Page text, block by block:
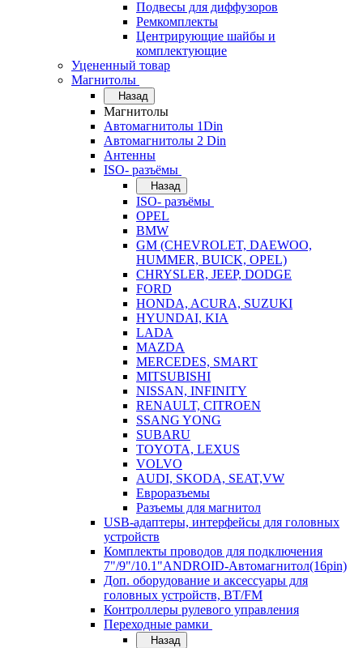
Подвесы для диффузоров
Ремкомплекты
Центрирующие шайбы и
комплектующие
Уцененный товар
Магнитолы
Назад
Магнитолы
Автомагнитолы 1Din
Автомагнитолы 2 Din
Антенны
ISO- разъёмы
Назад
ISO- разъёмы
OPEL
BMW
GM (CHEVROLET, DAEWOO,
HUMMER, BUICK, OPEL)
CHRYSLER, JEEP, DODGE
FORD
HONDA, ACURA, SUZUKI
HYUNDAI, KIA
LADA
MAZDA
MERCEDES, SMART
MITSUBISHI
NISSAN, INFINITY
RENAULT, CITROEN
SSANG YONG
SUBARU
TOYOTA, LEXUS
VOLVO
AUDI, SKODA, SEAT,VW
Евроразъемы
Разъемы для магнитол
USB-адаптеры, интерфейсы для головных
устройств
Комплекты проводов для подключения
7"/9"/10.1"ANDROID-Автомагнитол(16pin)
Доп. оборудование и аксессуары для
головных устройств, BT/FM
Контроллеры рулевого управления
Переходные рамки
Назад